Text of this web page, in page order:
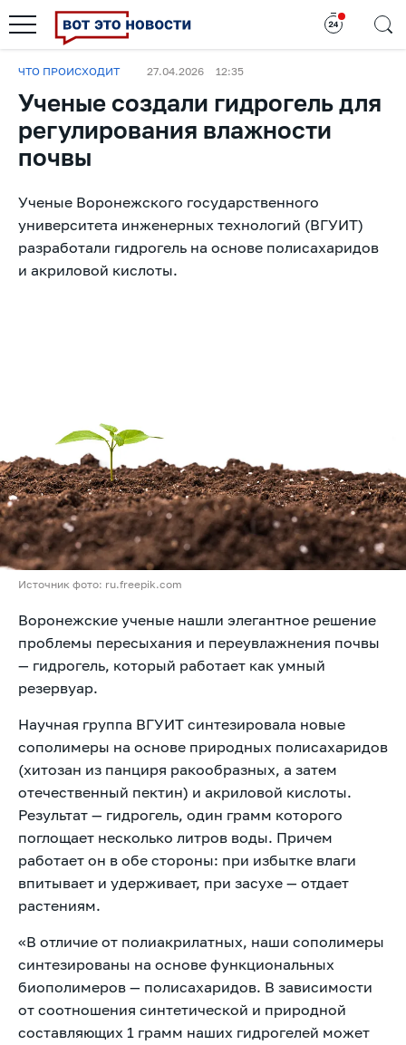
ЧТО ПРОИСХОДИТ 27.04.2026 12:35
Ученые создали гидрогель для
регулирования влажности
почвы
Ученые Воронежского государственного
университета инженерных технологий (ВГУИТ)
разработали гидрогель на основе полисахаридов
и акриловой кислоты.
Источник фото: ru.freepik.com
Воронежские ученые нашли элегантное решение
проблемы пересыхания и переувлажнения почвы
— гидрогель, который работает как умный
резервуар.
Научная группа ВГУИТ синтезировала новые
сополимеры на основе природных полисахаридов
(хитозан из панциря ракообразных, а затем
отечественный пектин) и акриловой кислоты.
Результат — гидрогель, один грамм которого
поглощает несколько литров воды. Причем
работает он в обе стороны: при избытке влаги
впитывает и удерживает, при засухе — отдает
растениям.
«В отличие от полиакрилатных, наши сополимеры
синтезированы на основе функциональных
биополимеров — полисахаридов. В зависимости
от соотношения синтетической и природной
составляющих 1 грамм наших гидрогелей может